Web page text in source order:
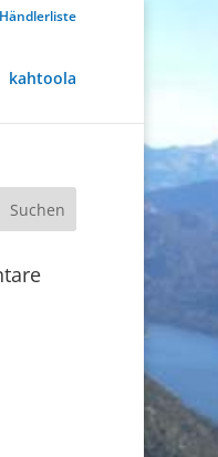
Händlerliste
kahtoola